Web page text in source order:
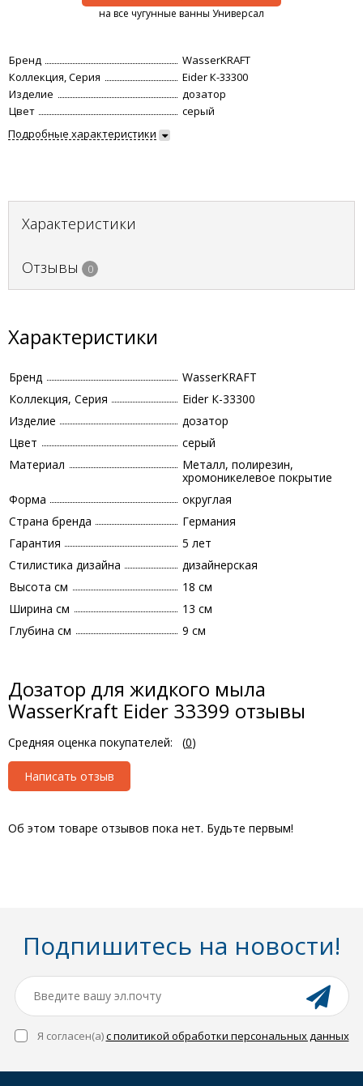
на все чугунные ванны Универсал
Бренд
WasserKRAFT
Коллекция, Серия
Eider К-33300
Изделие
дозатор
Цвет
серый
Подробные характеристики
Характеристики
Отзывы 0
Характеристики
Бренд
WasserKRAFT
Коллекция, Серия
Eider К-33300
Изделие
дозатор
Цвет
серый
Материал
Металл, полирезин,
хромоникелевое покрытие
Форма
округлая
Страна бренда
Германия
Гарантия
5 лет
Стилистика дизайна
дизайнерская
Высота см
18 см
Ширина см
13 см
Глубина см
9 см
Дозатор для жидкого мыла
WasserKraft Eider 33399 отзывы
Средняя оценка покупателей: (0)
Написать отзыв
Об этом товаре отзывов пока нет. Будьте первым!
Подпишитесь на новости!
Я согласен(a)с политикой обработки персональных данных